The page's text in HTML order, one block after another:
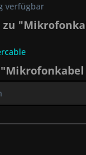
verfügbar